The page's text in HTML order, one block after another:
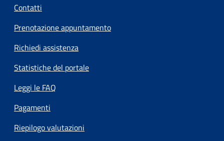
Contatti
Prenotazione appuntamento
Richiedi assistenza
Statistiche del portale
Leggi le FAQ
Pagamenti
Riepilogo valutazioni